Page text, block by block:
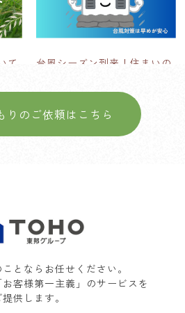
て
台風シーズン到来！住まいの
りのご依頼はこちら
とならお任せください。
客様第一主義」のサービスを
提供します。